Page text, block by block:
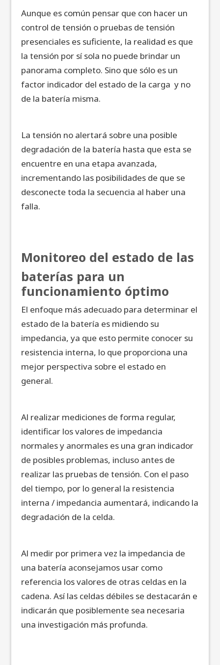
Aunque es común pensar que con hacer un
control de tensión o pruebas de tensión
presenciales es suficiente, la realidad es que
la tensión por sí sola no puede brindar un
panorama completo. Sino que sólo es un
factor indicador del estado de la carga y no
de la batería misma.
La tensión no alertará sobre una posible
degradación de la batería hasta que esta se
encuentre en una etapa avanzada,
incrementando las posibilidades de que se
desconecte toda la secuencia al haber una
falla.
Monitoreo del estado de las
baterías para un
funcionamiento óptimo
El enfoque más adecuado para determinar el
estado de la batería es midiendo su
impedancia, ya que esto permite conocer su
resistencia interna, lo que proporciona una
mejor perspectiva sobre el estado en
general.
Al realizar mediciones de forma regular,
identificar los valores de impedancia
normales y anormales es una gran indicador
de posibles problemas, incluso antes de
realizar las pruebas de tensión. Con el paso
del tiempo, por lo general la resistencia
interna / impedancia aumentará, indicando la
degradación de la celda.
Al medir por primera vez la impedancia de
una batería aconsejamos usar como
referencia los valores de otras celdas en la
cadena. Así las celdas débiles se destacarán e
indicarán que posiblemente sea necesaria
una investigación más profunda.